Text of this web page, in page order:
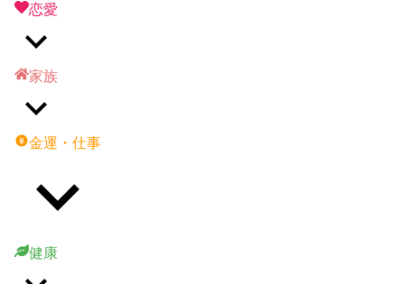
恋愛
家族
金運・仕事
健康